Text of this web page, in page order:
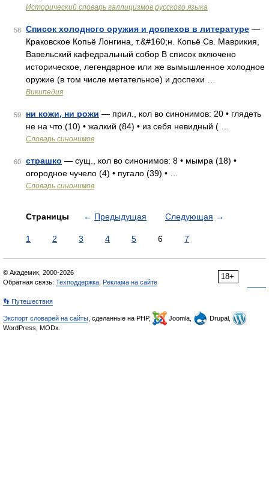
Исторический словарь галлицизмов русского языка
58 Список холодного оружия и доспехов в литературе —
Краковское Копьё Лонгина, т.&#160;н. Копьё Св. Маврикия,
Вавельский кафедральный собор В список включено
историческое, легендарное или же вымышленное холодное
оружие (в том числе метательное) и доспехи …
Википедия
59 ни кожи, ни рожи — прил., кол во синонимов: 20 • глядеть
не на что (10) • жалкий (84) • из себя невидный ( …
Словарь синонимов
60 страшко — сущ., кол во синонимов: 8 • мымра (18) •
огородное чучело (4) • пугало (39) • …
Словарь синонимов
Страницы ← Предыдущая Следующая →
1 2 3 4 5 6 7
18+
© Академик, 2000-2026
Обратная связь: Техподдержка Реклама на сайте
👣 Путешествия
Экспорт словарей на сайты , сделанные на PHP, Joomla,
Drupal,
WordPress, MODx.